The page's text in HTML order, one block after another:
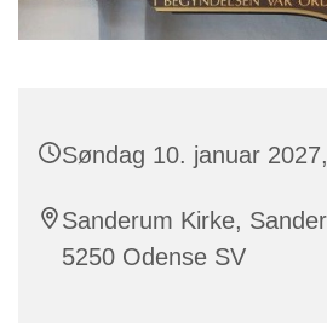
Søndag 10. januar
Sanderum Kirke,
5250 Odense SV